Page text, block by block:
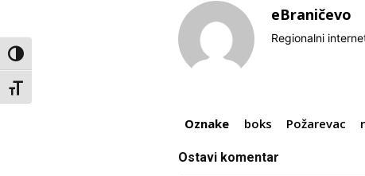
Toggle High Contrast
Toggle Font size
eBraničevo
Regionalni
Oznake boks Požarevac
Ostavi komentar